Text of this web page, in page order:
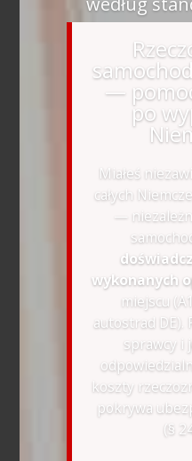
—
po
Miałeś
całych
—
wykonanych
miejscu
autostrad DE).
sprawcy i
koszty
pokrywa
(§